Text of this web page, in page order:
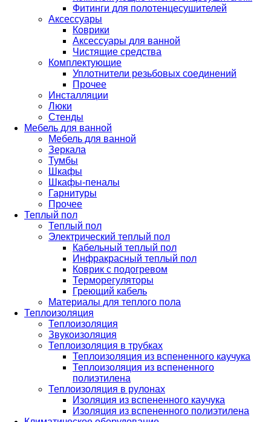
Фитинги для полотенцесушителей
Аксессуары
Коврики
Аксессуары для ванной
Чистящие средства
Комплектующие
Уплотнители резьбовых соединений
Прочее
Инсталляции
Люки
Стенды
Мебель для ванной
Мебель для ванной
Зеркала
Тумбы
Шкафы
Шкафы-пеналы
Гарнитуры
Прочее
Теплый пол
Теплый пол
Электрический теплый пол
Кабельный теплый пол
Инфракрасный теплый пол
Коврик с подогревом
Терморегуляторы
Греющий кабель
Материалы для теплого пола
Теплоизоляция
Теплоизоляция
Звукоизоляция
Теплоизоляция в трубках
Теплоизоляция из вспененного каучука
Теплоизоляция из вспененного
полиэтилена
Теплоизоляция в рулонах
Изоляция из вспененного каучука
Изоляция из вспененного полиэтилена